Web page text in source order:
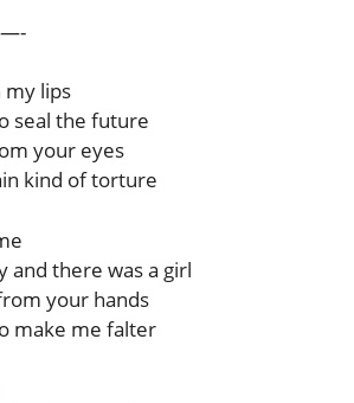
my lips
seal the future
your eyes
kind of torture
and there was a girl
your hands
make me falter